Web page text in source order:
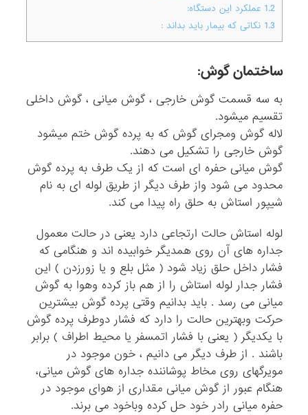
1.2 عملکرد این دستگاه:
1.3 نکاتی که بیمار باید بداند :
ساختمان گوش:
به سه قسمت گوش خارجی ، گوش میانی ، گوش داخلی
تقسیم میشود.
لاله گوش ومجرای گوش که به پرده گوش ختم میشود
گوش خارجی را تشکیل می دهند.
گوش میانی حفره ای است که از یک طرف به پرده گوش
محدود می شود واز طرف دیگر از طریق لوله ای به نام
شیپور استاش به حلق راه پیدا می کند.
لوله استاش حالت ارتجاعی دارد یعنی در حالت معمول
جداره های آن روی همدیگر خوابیده اند و هنگامی که
فشار داخل حلق زیاد شود ( مثل بلع و یا زورزدن ) این
فشار جدار لوله استاش را از هم باز کرده وهوا به گوش
میانی می رسد . باید بدانیم وقتی پرده گوش بیشترین
حرکت وبهترین حالت را دارد که فشار دوطرف پرده گوش
با یکدیگر ( یعنی با فشار اتمسفر یا محیط اطراف ) برابر
باشند . از طرف دیگر می دانیم ، خون موجود در
مویرگهای روی مخاط پوشاننده جداره های گوش میانی،
هنگام عبور از گوش میانی مقداری از هوای موجود در
حفره میانی رادر خود حل کرده وباخود می برند.